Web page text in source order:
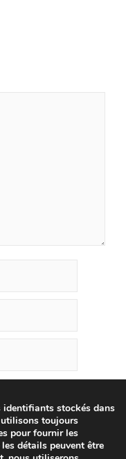
mail et mon site
prochain
identifiants stockés dans
toujours
pour fournir les
détails peuvent être